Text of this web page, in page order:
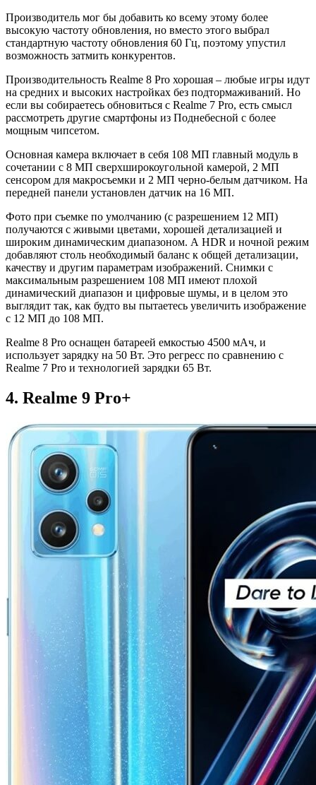
Производитель мог бы добавить ко всему этому более
высокую частоту обновления, но вместо этого выбрал
стандартную частоту обновления 60 Гц, поэтому упустил
возможность затмить конкурентов.
Производительность Realme 8 Pro хорошая – любые игры идут
на средних и высоких настройках без подтормаживаний. Но
если вы собираетесь обновиться с Realme 7 Pro, есть смысл
рассмотреть другие смартфоны из Поднебесной с более
мощным чипсетом.
Основная камера включает в себя 108 МП главный модуль в
сочетании с 8 МП сверхширокоугольной камерой, 2 МП
сенсором для макросъемки и 2 МП черно-белым датчиком. На
передней панели установлен датчик на 16 МП.
Фото при съемке по умолчанию (с разрешением 12 МП)
получаются с живыми цветами, хорошей детализацией и
широким динамическим диапазоном. А HDR и ночной режим
добавляют столь необходимый баланс к общей детализации,
качеству и другим параметрам изображений. Снимки с
максимальным разрешением 108 МП имеют плохой
динамический диапазон и цифровые шумы, и в целом это
выглядит так, как будто вы пытаетесь увеличить изображение
с 12 МП до 108 МП.
Realme 8 Pro оснащен батареей емкостью 4500 мАч, и
использует зарядку на 50 Вт. Это регресс по сравнению с
Realme 7 Pro и технологией зарядки 65 Вт.
4. Realme 9 Pro+